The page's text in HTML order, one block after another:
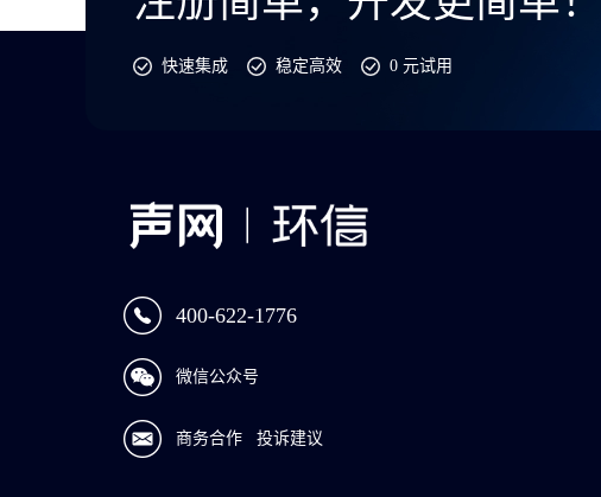
快速集成 稳定高效 0 元试用
400-622-1776
微信公众号
商务合作 投诉建议